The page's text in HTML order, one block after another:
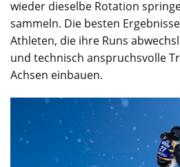
wieder dieselbe Rotation
sammeln. Die besten
Athleten, die ihre Runs
und technisch anspruchsvolle
Achsen einbauen.